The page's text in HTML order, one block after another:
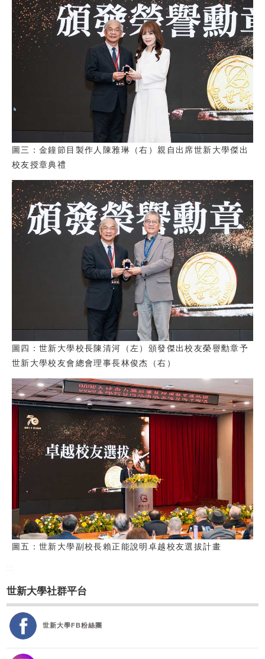
圖三：金鐘節目製作人陳雅琳（右）親自出席世新大學傑出
校友授章典禮
圖四：世新大學校長陳清河（左）頒發傑出校友榮譽勳章予
世新大學校友會總會理事長林俊杰（右）
圖五：世新大學副校長賴正能說明卓越校友選拔計畫
世新大學社群平台
世新大學FB粉絲團